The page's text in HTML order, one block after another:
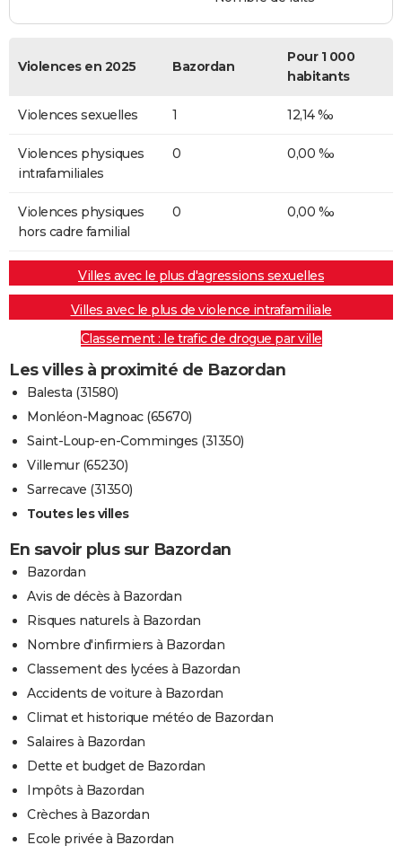
Violences en 2025 Bazordan
Pour 1 000
habitants
Violences sexuelles 1 12,14 ‰
Violences physiques
intrafamiliales
0 0,00 ‰
Violences physiques
hors cadre familial
0 0,00 ‰
Villes avec le plus d'agressions sexuelles
Villes avec le plus de violence intrafamiliale
Classement : le trafic de drogue par ville
Les villes à proximité de Bazordan
Balesta (31580)
Monléon-Magnoac (65670)
Saint-Loup-en-Comminges (31350)
Villemur (65230)
Sarrecave (31350)
Toutes les villes
En savoir plus sur Bazordan
Bazordan
Avis de décès à Bazordan
Risques naturels à Bazordan
Nombre d'infirmiers à Bazordan
Classement des lycées à Bazordan
Accidents de voiture à Bazordan
Climat et historique météo de Bazordan
Salaires à Bazordan
Dette et budget de Bazordan
Impôts à Bazordan
Crèches à Bazordan
Ecole privée à Bazordan